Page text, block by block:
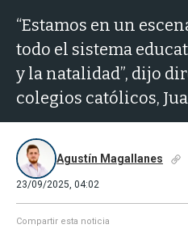
“Estamos en un
todo el sistema
y la natalidad”, dijo
colegios católicos,
Agustín Magallanes
23/09/2025, 04:02
Compartir esta noticia